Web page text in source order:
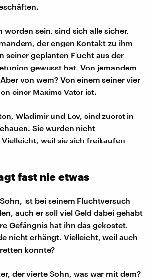
worden sein, sind sich alle sicher,
der engen Kontakt zu ihm
seiner geplanten Flucht aus der
gewusst hat. Von jemandem
von wem? Von einem seiner vier
einer Maxims Vater ist.
Wladimir und Lev, sind zuerst in
Sie wurden nicht
weil sie sich freikaufen
fast nie etwas
ist bei seinem Fluchtversuch
auch er soll viel Geld dabei gehabt
Gefängnis hat ihn das gekostet.
nicht erhängt. Vielleicht, weil auch
konnte?
der vierte Sohn, was war mit dem?